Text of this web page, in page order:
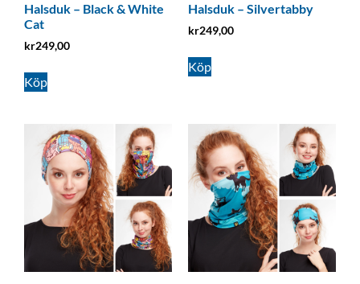
Halsduk – Black & White
Cat
kr249,00
Köp
Halsduk – Silvertabby
kr249,00
Köp